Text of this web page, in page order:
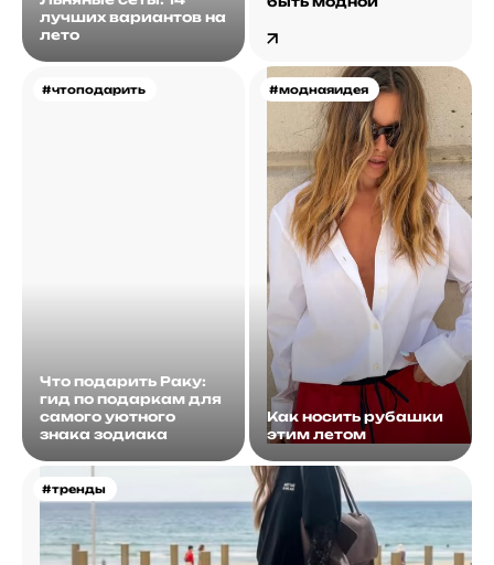
лучших вариантов на
лето
#чтоподарить
Что подарить Раку:
гид по подаркам для
самого уютного
знака зодиака
#моднаяидея
Как носить рубашки
этим летом
#тренды